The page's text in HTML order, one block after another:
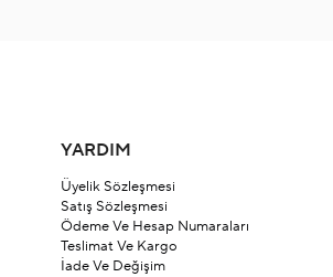
YARDIM
Üyelik Sözleşmesi
Satış Sözleşmesi
Ödeme Ve Hesap Numaraları
Teslimat Ve Kargo
İade Ve Değişim